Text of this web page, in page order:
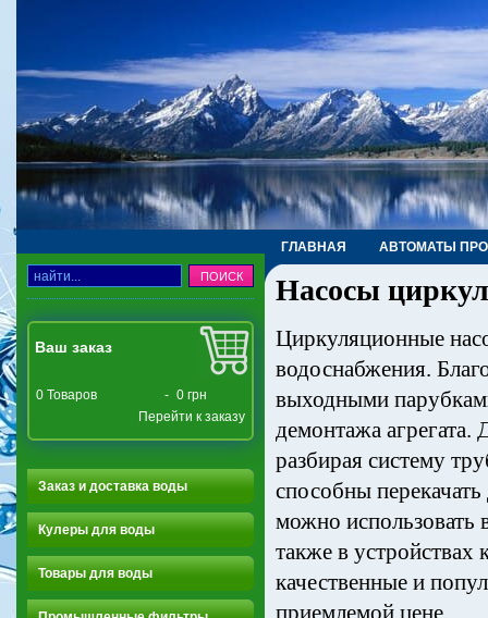
ГЛАВНАЯ АВТОМАТЫ
ТРУБЫ, ФИТИНГИ, КРАНЫ
Ваш заказ
0 Товаров - 0 грн
Перейти к заказу
Заказ и доставка воды
Кулеры для воды
Товары для воды
Насосы
Циркуляционные
водоснабжения.
выходными
демонтажа
разбирая систему
способны
можно использовать
также в
качественные и
приемлемой цене.